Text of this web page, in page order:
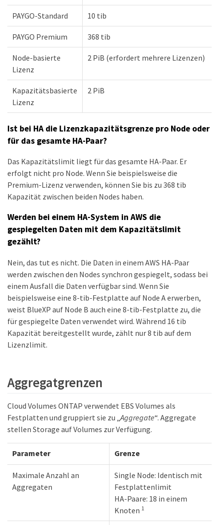
PAYGO-Standard 10 tib
PAYGO Premium 368 tib
Node-basierte
Lizenz
2 PiB (erfordert mehrere Lizenzen)
Kapazitätsbasierte
Lizenz
2 PiB
Ist bei HA die Lizenzkapazitätsgrenze pro Node oder
für das gesamte HA-Paar?
Das Kapazitätslimit liegt für das gesamte HA-Paar. Er
erfolgt nicht pro Node. Wenn Sie beispielsweise die
Premium-Lizenz verwenden, können Sie bis zu 368 tib
Kapazität zwischen beiden Nodes haben.
Werden bei einem HA-System in AWS die
gespiegelten Daten mit dem Kapazitätslimit
gezählt?
Nein, das tut es nicht. Die Daten in einem AWS HA-Paar
werden zwischen den Nodes synchron gespiegelt, sodass bei
einem Ausfall die Daten verfügbar sind. Wenn Sie
beispielsweise eine 8-tib-Festplatte auf Node A erwerben,
weist BlueXP auf Node B auch eine 8-tib-Festplatte zu, die
für gespiegelte Daten verwendet wird. Während 16 tib
Kapazität bereitgestellt wurde, zählt nur 8 tib auf dem
Lizenzlimit.
Aggregatgrenzen
Cloud Volumes ONTAP verwendet EBS Volumes als
Festplatten und gruppiert sie zu „Aggregate“. Aggregate
stellen Storage auf Volumes zur Verfügung.
Parameter Grenze
Maximale Anzahl an
Aggregaten
Single Node: Identisch mit
Festplattenlimit
HA-Paare: 18 in einem
Knoten 1